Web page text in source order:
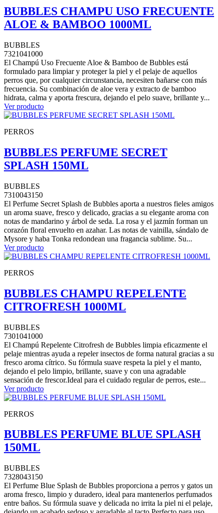
BUBBLES CHAMPU USO FRECUENTE
ALOE & BAMBOO 1000ML
BUBBLES
7321041000
El Champú Uso Frecuente Aloe & Bamboo de Bubbles está
formulado para limpiar y proteger la piel y el pelaje de aquellos
perros que, por cualquier circunstancia, necesiten bañarse con más
frecuencia. Su combinación de aloe vera y extracto de bamboo
hidrata, calma y aporta frescura, dejando el pelo suave, brillante y...
Ver producto
PERROS
BUBBLES PERFUME SECRET
SPLASH 150ML
BUBBLES
7310043150
El Perfume Secret Splash de Bubbles aporta a nuestros fieles amigos
un aroma suave, fresco y delicado, gracias a su elegante aroma con
notas de mandarino y árbol de seda. La rosa y el jazmín forman un
corazón floral envuelto en azahar. Las notas de vainilla, sándalo de
Mysore y haba Tonka redondean una fragancia sublime. Su...
Ver producto
PERROS
BUBBLES CHAMPU REPELENTE
CITROFRESH 1000ML
BUBBLES
7301041000
El Champú Repelente Citrofresh de Bubbles limpia eficazmente el
pelaje mientras ayuda a repeler insectos de forma natural gracias a su
fresco aroma cítrico. Su fórmula suave respeta la piel y el manto,
dejando el pelo limpio, brillante, suave y con una agradable
sensación de frescor.Ideal para el cuidado regular de perros, este...
Ver producto
PERROS
BUBBLES PERFUME BLUE SPLASH
150ML
BUBBLES
7328043150
El Perfume Blue Splash de Bubbles proporciona a perros y gatos un
aroma fresco, limpio y duradero, ideal para mantenerlos perfumados
entre baños. Su fórmula suave y delicada no irrita la piel ni el pelaje,